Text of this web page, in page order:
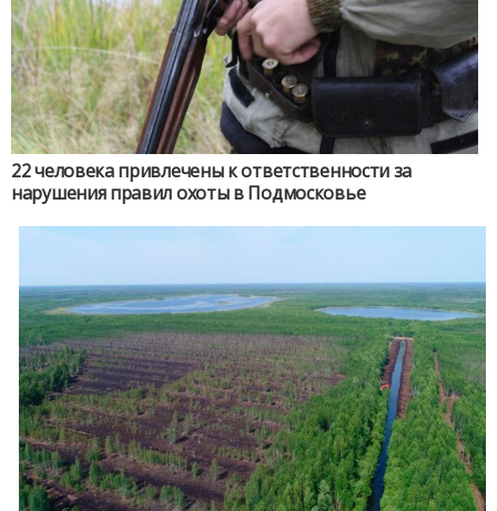
22 человека привлечены к ответственности за
нарушения правил охоты в Подмосковье